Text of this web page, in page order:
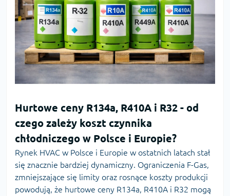
Hurtowe ceny R134a, R410A i R32 - od
czego zależy koszt czynnika
chłodniczego w Polsce i Europie?
Rynek HVAC w Polsce i Europie w ostatnich latach stał
się znacznie bardziej dynamiczny. Ograniczenia F-Gas,
zmniejszające się limity oraz rosnące koszty produkcji
powodują, że hurtowe ceny R134a , R410A i R32 mogą